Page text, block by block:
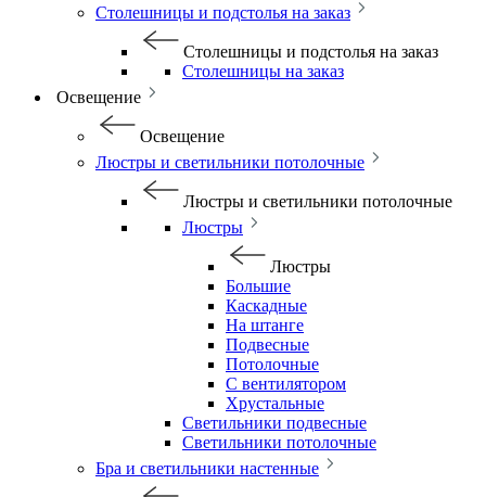
Столешницы и подстолья на заказ
Столешницы и подстолья на заказ
Столешницы на заказ
Освещение
Освещение
Люстры и светильники потолочные
Люстры и светильники потолочные
Люстры
Люстры
Большие
Каскадные
На штанге
Подвесные
Потолочные
С вентилятором
Хрустальные
Светильники подвесные
Светильники потолочные
Бра и светильники настенные